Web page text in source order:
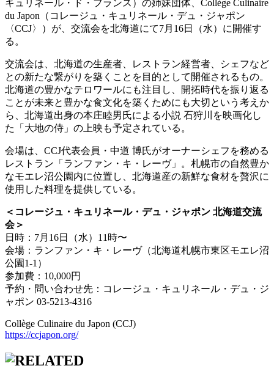
キュリネール・ド・フランス）の姉妹団体、Collège Culinaire
du Japon（コレージュ・キュリネール・デュ・ジャポン
〈CCJ〉）が、交流会を北海道にて7月16日（水）に開催す
る。
交流会は、北海道の生産者、レストラン経営者、シェフなど
との新たな繋がりを築くことを目的として開催されるもの。
北海道の豊かなテロワールにも注目し、開拓時代を振り返る
ことが未来と豊かな食文化を築くためにも大切という考えか
ら、北海道出身の本庄睦男氏による小説 石狩川を映画化し
た「大地の侍」の上映も予定されている。
会場は、CCJ代表会員・中道 博氏がオーナーシェフを務める
レストラン「ランファン・キ・レーヴ」。札幌市の自然豊か
なモエレ沼公園内に位置し、北海道産の新鮮な食材を贅沢に
使用した料理を提供している。
＜コレージュ・キュリネール・デュ・ジャポン 北海道交流
会＞
日時：7月16日（水）11時〜
会場：ランファン・キ・レーヴ（北海道札幌市東区モエレ沼
公園1-1）
参加費：10,000円
予約・問い合わせ先：コレージュ・キュリネール・デュ・ジ
ャポン 03-5213-4316
Collège Culinaire du Japon (CCJ)
https://ccjapon.org/